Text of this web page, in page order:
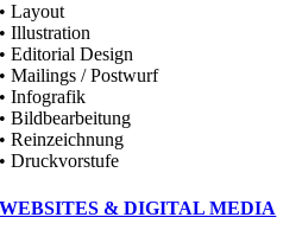
• Layout
• Illustration
• Editorial Design
• Mailings / Postwurf
• Infografik
• Bildbearbeitung
• Reinzeichnung
• Druckvorstufe
WEBSITES & DIGITAL MEDIA